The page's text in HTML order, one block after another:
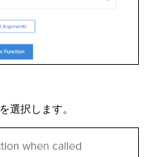
を選択します。